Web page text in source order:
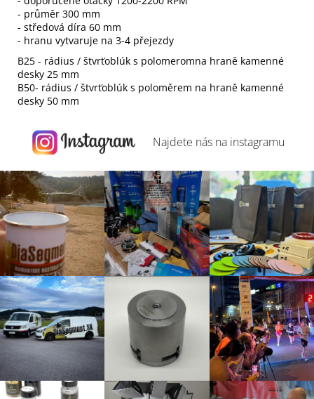
- průměr 300 mm
- středová díra 60 mm
- hranu vytvaruje na 3-4 přejezdy
B25 - rádius / štvrťoblúk s polomeromna hraně kamenné
desky 25 mm
B50- rádius / štvrťoblúk s poloměrem na hraně kamenné
desky 50 mm
Najdete nás na instagramu